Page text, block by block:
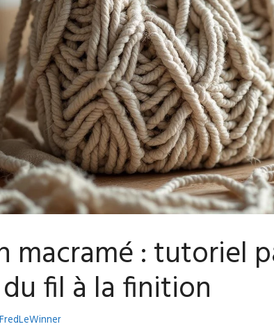
macramé : tutoriel
fil à la finition
FredLeWinner